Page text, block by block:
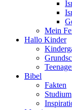
Mein
Hallo Kinder
Bibel
Fakten
Studium